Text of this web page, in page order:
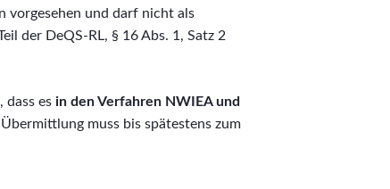
vorgesehen und darf nicht als
der DeQS-RL, § 16 Abs. 1, Satz 2
dass es in den Verfahren NWIEA und
muss bis spätestens zum